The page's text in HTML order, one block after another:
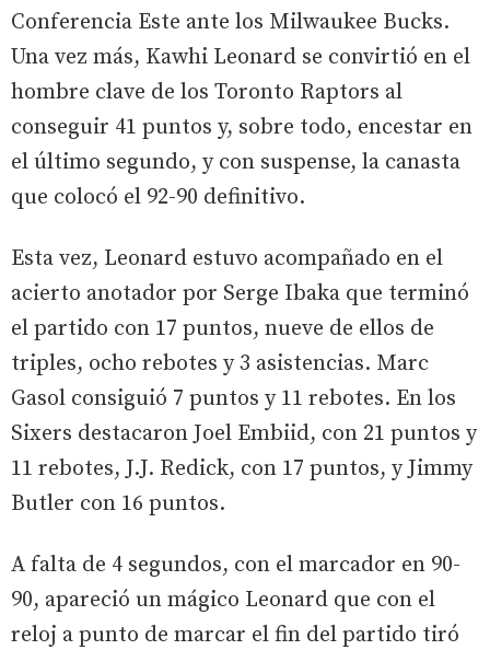
Conferencia Este ante los Milwaukee Bucks.
Una vez más, Kawhi Leonard se convirtió en el
hombre clave de los Toronto Raptors al
conseguir 41 puntos y, sobre todo, encestar en
el último segundo, y con suspense, la canasta
que colocó el 92-90 definitivo.
Esta vez, Leonard estuvo acompañado en el
acierto anotador por Serge Ibaka que terminó
el partido con 17 puntos, nueve de ellos de
triples, ocho rebotes y 3 asistencias. Marc
Gasol consiguió 7 puntos y 11 rebotes. En los
Sixers destacaron Joel Embiid, con 21 puntos y
11 rebotes, J.J. Redick, con 17 puntos, y Jimmy
Butler con 16 puntos.
A falta de 4 segundos, con el marcador en 90-
90, apareció un mágico Leonard que con el
reloj a punto de marcar el fin del partido tiró